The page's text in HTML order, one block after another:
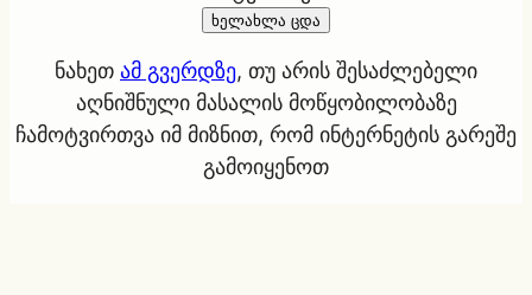
ხელახლა ცდა
ნახეთ ამ გვერდზე, თუ არის შესაძლებელი
აღნიშნული მასალის მოწყობილობაზე
ჩამოტვირთვა იმ მიზნით, რომ ინტერნეტის გარეშე
გამოიყენოთ